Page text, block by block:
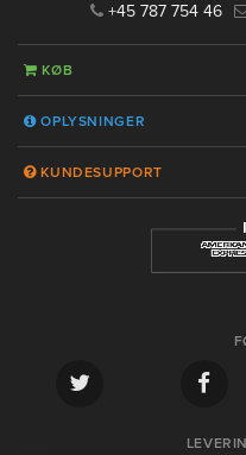
+45 787 754 46
KØB
OPLYSNINGER
KUNDESUPPORT